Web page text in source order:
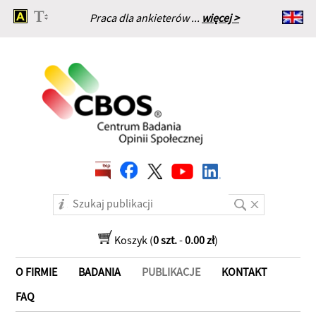
Praca dla ankieterów ... więcej >
Strona główna
Koszyk (0 szt.-0.00 zł)
O FIRMIE BADANIA PUBLIKACJE
KONTAKT
FAQ